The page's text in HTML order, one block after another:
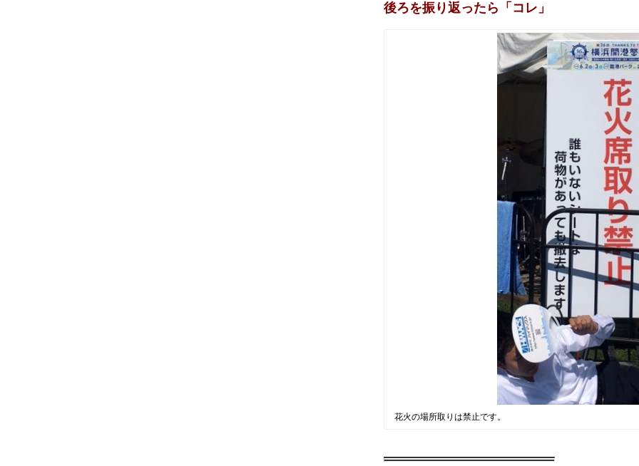
後ろを振り返ったら「コレ」
花火の場所取りは禁止です。